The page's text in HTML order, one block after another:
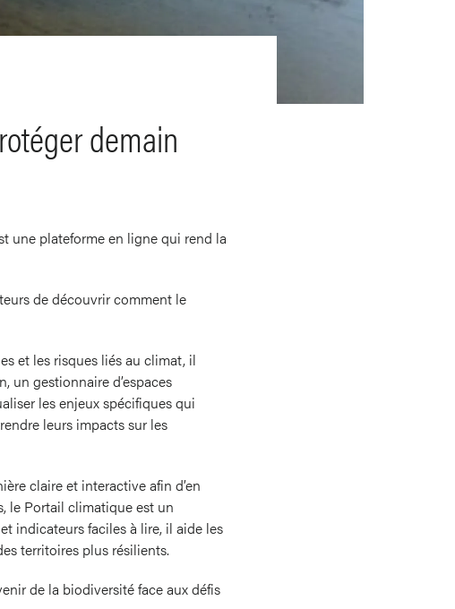
demain
une plateforme en ligne qui rend la
de découvrir comment le
et les risques liés au climat, il
un gestionnaire d’espaces
les enjeux spécifiques qui
leurs impacts sur les
claire et interactive afin d’en
le Portail climatique est un
indicateurs faciles à lire, il aide les
territoires plus résilients.
de la biodiversité face aux défis